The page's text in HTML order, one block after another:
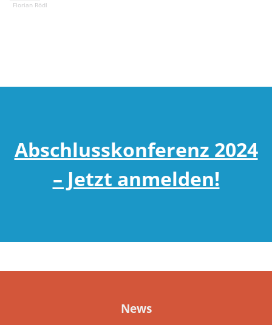
Florian Rödl
Abschlusskonferenz 2024
– Jetzt anmelden!
News